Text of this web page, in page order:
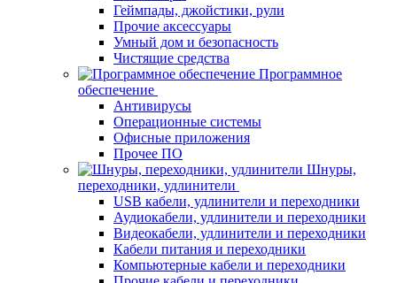
Геймпады, джойстики, рули
Прочие аксессуары
Умный дом и безопасность
Чистящие средства
Программное
обеспечение
Антивирусы
Операционные системы
Офисные приложения
Прочее ПО
Шнуры,
переходники, удлинители
USB кабели, удлинители и переходники
Аудиокабели, удлинители и переходники
Видеокабели, удлинители и переходники
Кабели питания и переходники
Компьютерные кабели и переходники